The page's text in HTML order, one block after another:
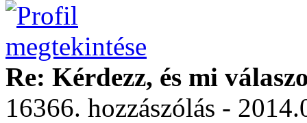
Re: Kérdezz, és mi
16366. hozzászólás -